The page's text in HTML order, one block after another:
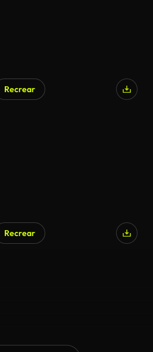
Recrear
Recrear